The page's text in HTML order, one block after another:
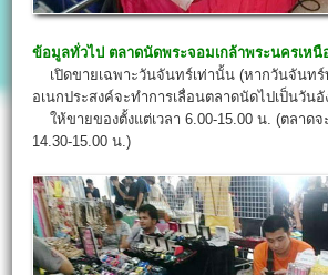
ข้อมูลทั่วไป ตลาดนัดพระจอมเกล้าพระนครเหนื
เปิดขายเฉพาะวันจันทร์เท่านั้น (หากวันจันท
อเนกประสงค์จะทำการเลื่อนตลาดนัดไปเป็นวัน
ให้ขายของตั้งแต่เวลา 6.00-15.00 น. (ตลาด
14.30-15.00 น.)